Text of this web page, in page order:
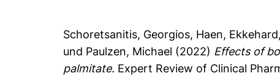
Schoretsanitis, Georgios, Haen, Ekkehard,
und Paulzen, Michael (2022) Effects of
palmitate. Expert Review of Clinical